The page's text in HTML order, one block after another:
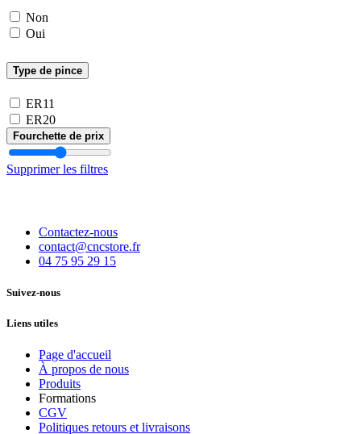
Non
Oui
Type de pince
ER11
ER20
Fourchette de prix
Supprimer les filtres
Contactez-nous
contact@cncstore.fr
04 75 95 29 15
Suivez-nous
Liens utiles
Page d'accueil
À propos de nous
Produits
Formations
CGV
Politiques retours et livraisons